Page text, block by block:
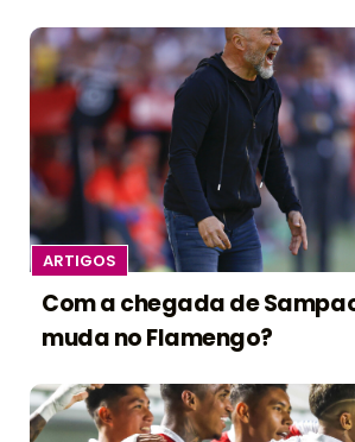
ARTIGOS
Com a chegada de
muda no Flamengo?